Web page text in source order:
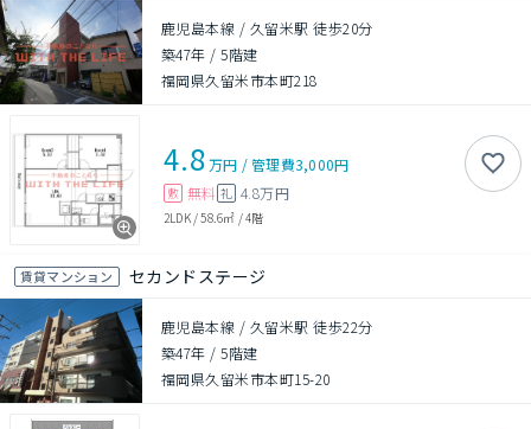
鹿児島本線 / 久留米駅 徒歩20分
築47年 /5階建
福岡県久留米市本町218
4.8万円 /管理費3,000円
敷 無料 礼 4.8万円
2LDK/58.6㎡ /4階
賃貸マンション セカンドステージ
鹿児島本線 / 久留米駅 徒歩22分
築47年 /5階建
福岡県久留米市本町15-20